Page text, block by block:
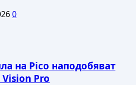
0
на Pico наподобяват
Pro